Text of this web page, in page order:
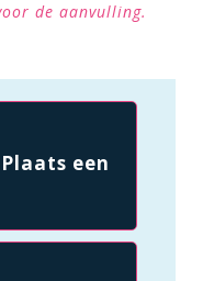
de aanvulling.
een